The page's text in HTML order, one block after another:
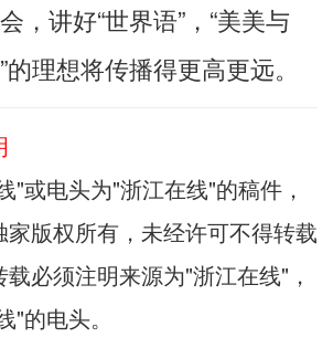
讲好“世界语”，“美美与
理想将传播得更高更远。
"或电头为"浙江在线"的稿件，
版权所有，未经许可不得转载
必须注明来源为"浙江在线"，
"的电头。